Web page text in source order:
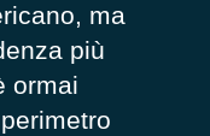
ma
più
ormai